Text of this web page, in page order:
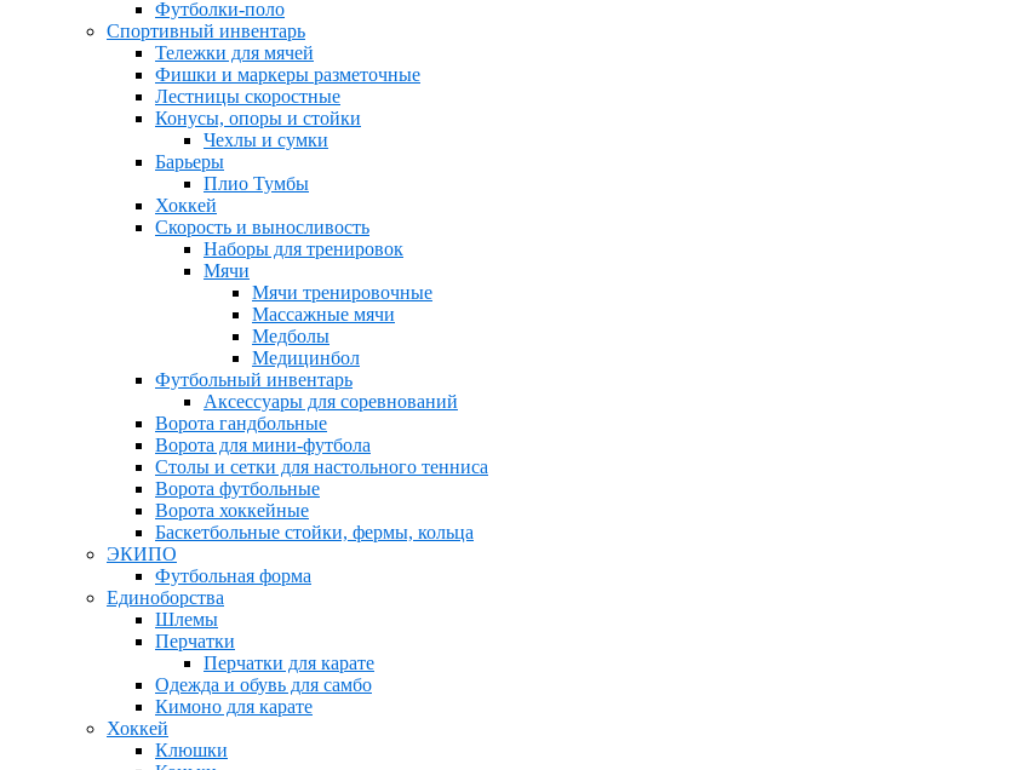
Футболки-поло
Спортивный инвентарь
Тележки для мячей
Фишки и маркеры разметочные
Лестницы скоростные
Конусы, опоры и стойки
Чехлы и сумки
Барьеры
Плио Тумбы
Хоккей
Скорость и выносливость
Наборы для тренировок
Мячи
Мячи тренировочные
Массажные мячи
Медболы
Медицинбол
Футбольный инвентарь
Аксессуары для соревнований
Ворота гандбольные
Ворота для мини-футбола
Столы и сетки для настольного тенниса
Ворота футбольные
Ворота хоккейные
Баскетбольные стойки, фермы, кольца
ЭКИПО
Футбольная форма
Единоборства
Шлемы
Перчатки
Перчатки для карате
Одежда и обувь для самбо
Кимоно для карате
Хоккей
Клюшки